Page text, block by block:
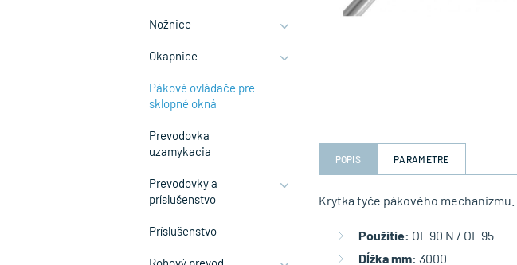
POPIS PARAMETRE
Krytka tyče pákového mechanizmu.
Použitie: OL 90 N / OL 95
Dĺžka mm: 3000
Nožnice
Okapnice
Pákové ovládače pre
sklopné okná
Prevodovka
uzamykacia
Prevodovky a
príslušenstvo
Príslušenstvo